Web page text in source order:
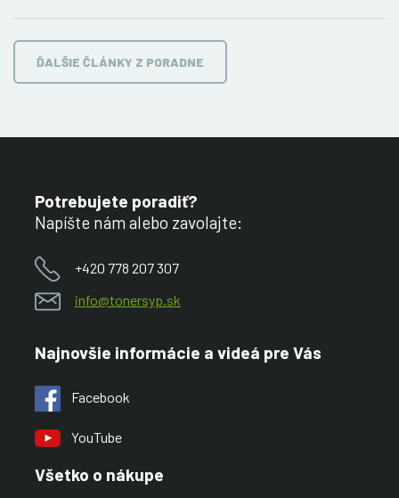
ĎALŠIE ČLÁNKY Z PORADNE
Potrebujete poradiť?
Napíšte nám alebo zavolajte:
+420 778 207 307
info@tonersyp.sk
Najnovšie informácie a videá pre Vás
Facebook
YouTube
Všetko o nákupe